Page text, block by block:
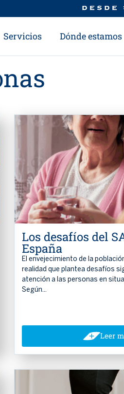
Servicios Dónde estamos
Los desafíos del
España
El envejecimiento de la
realidad que plantea desafíos
atención a las personas en
Según...
Leer